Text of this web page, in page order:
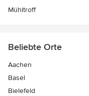
Mühltroff
Beliebte Orte
Aachen
Basel
Bielefeld